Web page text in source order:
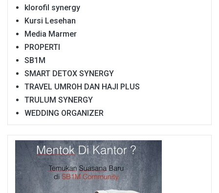
klorofil synergy
Kursi Lesehan
Media Marmer
PROPERTI
SB1M
SMART DETOX SYNERGY
TRAVEL UMROH DAN HAJI PLUS
TRULUM SYNERGY
WEDDING ORGANIZER